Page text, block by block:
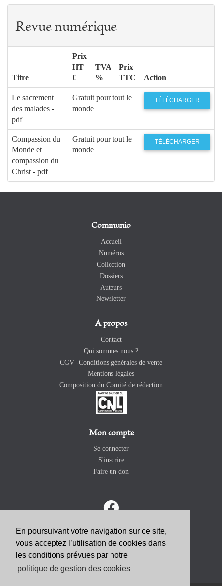
En poursuivant votre navigation sur ce site,
vous acceptez l’utilisation de cookies dans
les conditions prévues par notre
politique de gestion des cookies
Revue numérique
Titre
Prix
HT
€
TVA
%
Prix
TTC
Action
Le sacrement
des malades -
pdf
Gratuit pour tout le
monde
TÉLÉCHARGER
Compassion du
Monde et
compassion du
Christ - pdf
Gratuit pour tout le
monde
TÉLÉCHARGER
Communio
Accueil
Numéros
Collection
Dossiers
Auteurs
Newsletter
A propos
Contact
Qui sommes nous ?
CGV -Conditions générales de vente
Mentions légales
Composition du Comité de rédaction
Mon compte
Se connecter
S'inscrire
Faire un don
ABONNEZ-VOUS